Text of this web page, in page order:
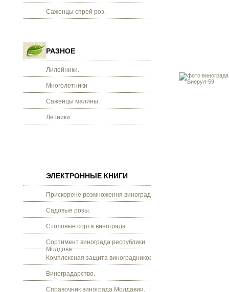
Саженцы спрей роз.
РАЗНОЕ
Лилейники.
Многолетники
Саженцы малины.
Летники
ЭЛЕКТРОННЫЕ КНИГИ
Прискорене розмноження винограду.
Садовые розы.
Столовые сорта винограда.
Сортимент винограда республики
Молдова.
Комплексная защита виноградников.
Виноградарство.
Справочник винограда Молдавии.